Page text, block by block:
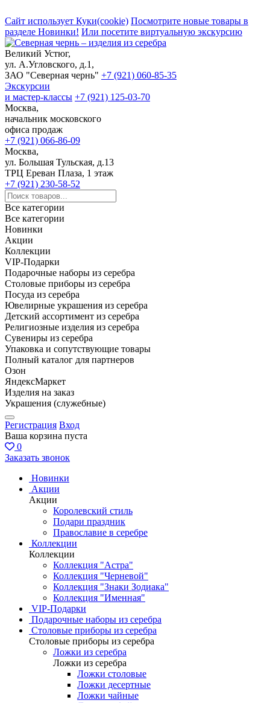
Сайт использует Куки(cookie) Посмотрите новые товары в
разделе Новинки! Или посетите виртуальную экскурсию
Великий Устюг,
ул. А.Угловского, д.1,
ЗАО "Северная чернь" +7 (921) 060-85-35
Экскурсии
и мастер-классы +7 (921) 125-03-70
Москва,
начальник московского
офиса продаж
+7 (921) 066-86-09
Москва,
ул. Большая Тульская, д.13
ТРЦ Ереван Плаза, 1 этаж
+7 (921) 230-58-52
Все категории
Все категории
Новинки
Акции
Коллекции
VIP-Подарки
Подарочные наборы из серебра
Столовые приборы из серебра
Посуда из серебра
Ювелирные украшения из серебра
Детский ассортимент из серебра
Религиозные изделия из серебра
Сувениры из серебра
Упаковка и сопутствующие товары
Полный каталог для партнеров
Озон
ЯндексМаркет
Изделия на заказ
Украшения (служебные)
Регистрация Вход
Ваша корзина пуста
0
Заказать звонок
Новинки
Акции
Акции
Королевский стиль
Подари праздник
Православие в серебре
Коллекции
Коллекции
Коллекция "Астра"
Коллекция "Черневой"
Коллекция "Знаки Зодиака"
Коллекция "Именная"
VIP-Подарки
Подарочные наборы из серебра
Столовые приборы из серебра
Столовые приборы из серебра
Ложки из серебра
Ложки из серебра
Ложки столовые
Ложки десертные
Ложки чайные